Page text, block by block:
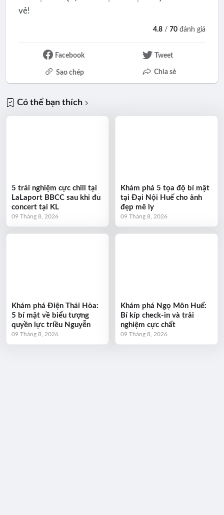
vẻ!
4.8 / 70 đánh giá
Facebook Tweet
Sao chép Chia sẻ
Có thể bạn thích
5 trải nghiệm cực chill tại
LaLaport BBCC sau khi đu
concert tại KL
09 Tháng 8, 2026
Khám phá 5 tọa độ bí mật
tại Đại Nội Huế cho ảnh
đẹp mê ly
09 Tháng 8, 2026
Khám phá Điện Thái Hòa:
5 bí mật về biểu tượng
quyền lực triều Nguyễn
09 Tháng 8, 2026
Khám phá Ngọ Môn Huế:
Bí kíp check-in và trải
nghiệm cực chất
09 Tháng 8, 2026